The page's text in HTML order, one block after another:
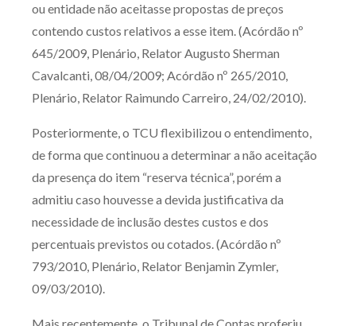
ou entidade não aceitasse propostas de preços
contendo custos relativos a esse item. (Acórdão nº
645/2009, Plenário, Relator Augusto Sherman
Cavalcanti, 08/04/2009; Acórdão nº 265/2010,
Plenário, Relator Raimundo Carreiro, 24/02/2010).
Posteriormente, o TCU flexibilizou o entendimento,
de forma que continuou a determinar a não aceitação
da presença do item “reserva técnica”, porém a
admitiu caso houvesse a devida justificativa da
necessidade de inclusão destes custos e dos
percentuais previstos ou cotados. (Acórdão nº
793/2010, Plenário, Relator Benjamin Zymler,
09/03/2010).